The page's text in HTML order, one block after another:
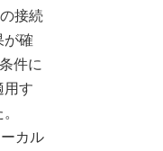
接続
が確
件に
用す
カル